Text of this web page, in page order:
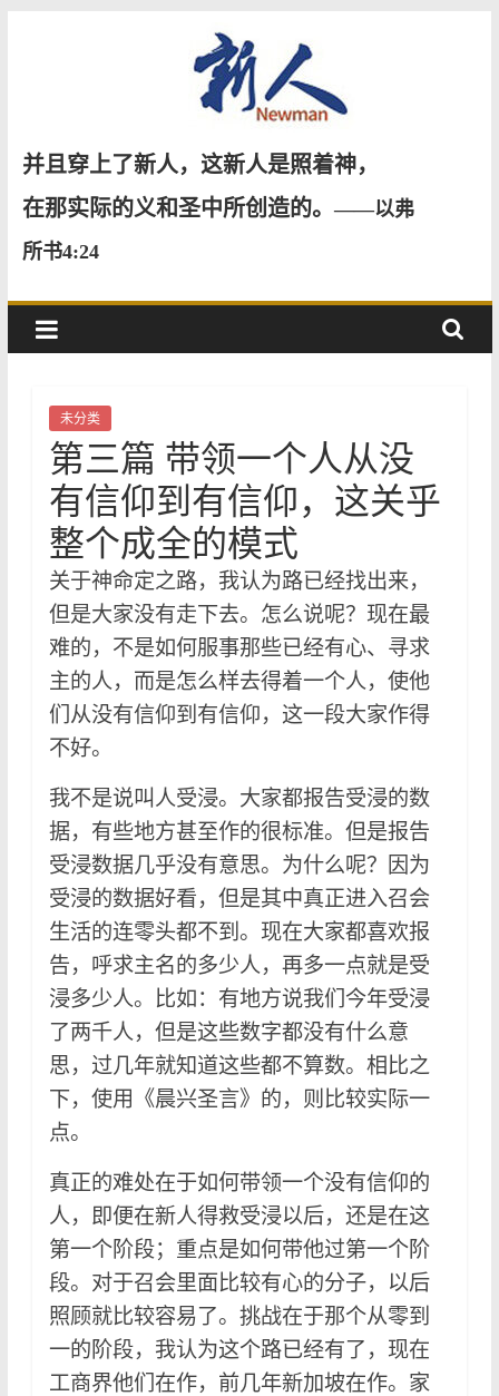
新
人
并且穿上了新人，这新人是照着神，
在那实际的义和圣中所创造的。——以弗
所书4:24
未分类
第三篇 带领一个人从没
有信仰到有信仰，这关乎
整个成全的模式
关于神命定之路，我认为路已经找出来，
但是大家没有走下去。怎么说呢？现在最
难的，不是如何服事那些已经有心、寻求
主的人，而是怎么样去得着一个人，使他
们从没有信仰到有信仰，这一段大家作得
不好。
我不是说叫人受浸。大家都报告受浸的数
据，有些地方甚至作的很标准。但是报告
受浸数据几乎没有意思。为什么呢？因为
受浸的数据好看，但是其中真正进入召会
生活的连零头都不到。现在大家都喜欢报
告，呼求主名的多少人，再多一点就是受
浸多少人。比如：有地方说我们今年受浸
了两千人，但是这些数字都没有什么意
思，过几年就知道这些都不算数。相比之
下，使用《晨兴圣言》的，则比较实际一
点。
真正的难处在于如何带领一个没有信仰的
人，即便在新人得救受浸以后，还是在这
第一个阶段；重点是如何带他过第一个阶
段。对于召会里面比较有心的分子，以后
照顾就比较容易了。挑战在于那个从零到
一的阶段，我认为这个路已经有了，现在
工商界他们在作，前几年新加坡在作。家